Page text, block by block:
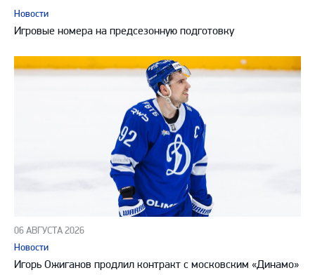
Новости
Игровые номера на предсезонную подготовку
06 АВГУСТА 2026
Новости
Игорь Ожиганов продлил контракт с московским «Динамо»